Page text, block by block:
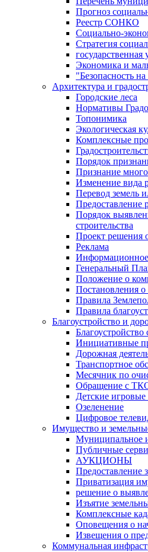
Прогноз
Реестр СОНКО
Социально-
Стратегия
Экономика и
"Безопасность
Архитектура и
Городские леса
Нормативы
Топонимика
Экологическая
Комплексные
Порядок
Признание
Изменение вида
Перевод земель
Предоставление
Порядок
строительства
Проект решения
Реклама
Генеральный
Положение о
Постановления о
Правила
Правила
Благоустройство и
Благоустройство
Инициативные
Дорожная
Транспортное
Месячник по
Обращение с
Детские
Озеленение
Цифровое
Имущество и
Муниципальное
Публичные
АУКЦИОНЫ
Предоставление
Приватизация
решение о
Изъятие
Комплексные
Оповещения о
Извещения о
Коммунальная